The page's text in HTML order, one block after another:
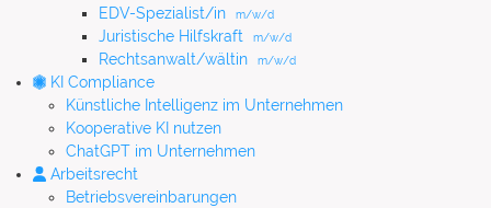
EDV-Spezialist/in m/w/d
Juristische Hilfskraft m/w/d
Rechtsanwalt/wältin m/w/d
KI Compliance
Künstliche Intelligenz im Unternehmen
Kooperative KI nutzen
ChatGPT im Unternehmen
Arbeitsrecht
Betriebsvereinbarungen